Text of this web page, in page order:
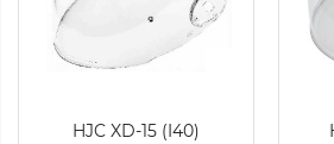
HJC XD-15 (I40)